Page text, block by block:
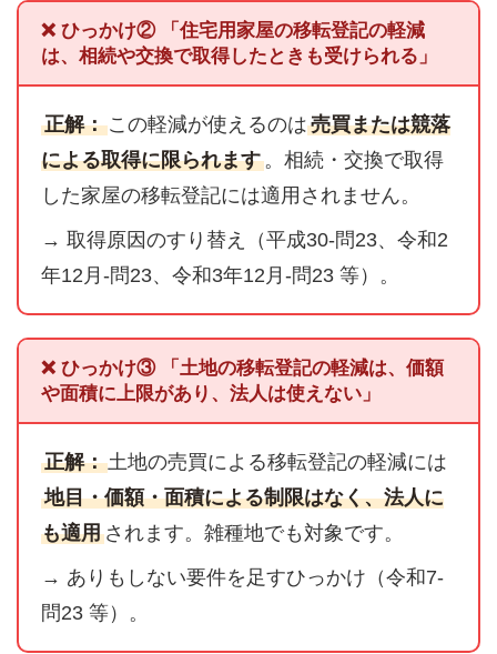
❌ ひっかけ② 「住宅用家屋の移転登記の軽減
は、相続や交換で取得したときも受けられる」
正解： この軽減が使えるのは 売買または競落
による取得に限られます 。相続・交換で取得
した家屋の移転登記には適用されません。
→ 取得原因のすり替え（平成30-問23、令和2
年12月-問23、令和3年12月-問23 等）。
❌ ひっかけ③ 「土地の移転登記の軽減は、価額
や面積に上限があり、法人は使えない」
正解：土地の売買による移転登記の軽減には
地目・価額・面積による制限はなく、法人に
も適用 されます。雑種地でも対象です。
→ ありもしない要件を足すひっかけ（令和7-
問23 等）。